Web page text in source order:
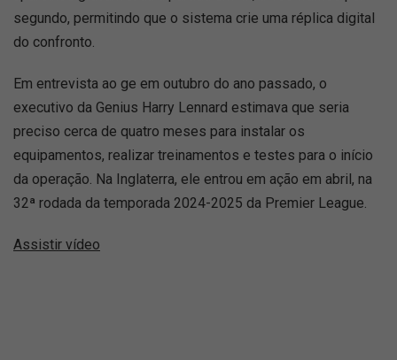
segundo, permitindo que o sistema crie uma réplica digital
do confronto.
Em entrevista ao ge em outubro do ano passado, o
executivo da Genius Harry Lennard estimava que seria
preciso cerca de quatro meses para instalar os
equipamentos, realizar treinamentos e testes para o início
da operação. Na Inglaterra, ele entrou em ação em abril, na
32ª rodada da temporada 2024-2025 da Premier League.
Assistir vídeo